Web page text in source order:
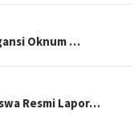
Oknum …
Resmi Lapor…